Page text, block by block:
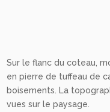
Sur le flanc du coteau,
en pierre de tuffeau de
boisements. La
vues sur le paysage.